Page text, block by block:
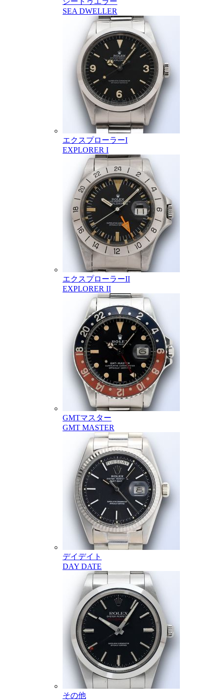
SEA DWELLER
エクスプローラーI
EXPLORER I
エクスプローラーII
EXPLORER II
GMTマスター
GMT MASTER
デイデイト
DAY DATE
その他